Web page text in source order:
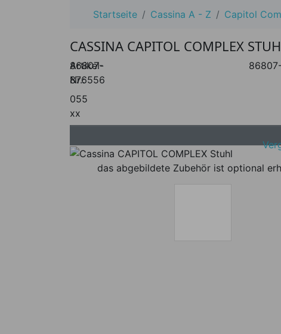
Startseite Cassina A - Z Capitol
CASSINA CAPITOL COMPLEX
Artikel-
Nr.:
055
xx
86807-
876556
das abgebildete Zubehör ist optional